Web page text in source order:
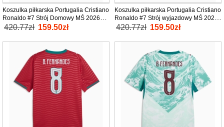
Koszulka piłkarska Portugalia Cristiano
Ronaldo #7 Strój Domowy MŚ 2026
tanio Krótki Rękaw
420.77zł 159.50zł
Koszulka piłkarska Portugalia Cristiano
Ronaldo #7 Strój wyjazdowy MŚ 2026
tanio Krótki Rękaw
420.77zł 159.50zł